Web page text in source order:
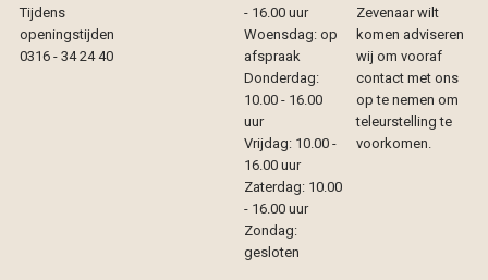
Tijdens
openingstijden
0316 - 34 24 40
- 16.00 uur
Woensdag: op
afspraak
Donderdag:
10.00 - 16.00
uur
Vrijdag: 10.00 -
16.00 uur
Zaterdag: 10.00
- 16.00 uur
Zondag:
gesloten
Zevenaar wilt
komen adviseren
wij om vooraf
contact met ons
op te nemen om
teleurstelling te
voorkomen.